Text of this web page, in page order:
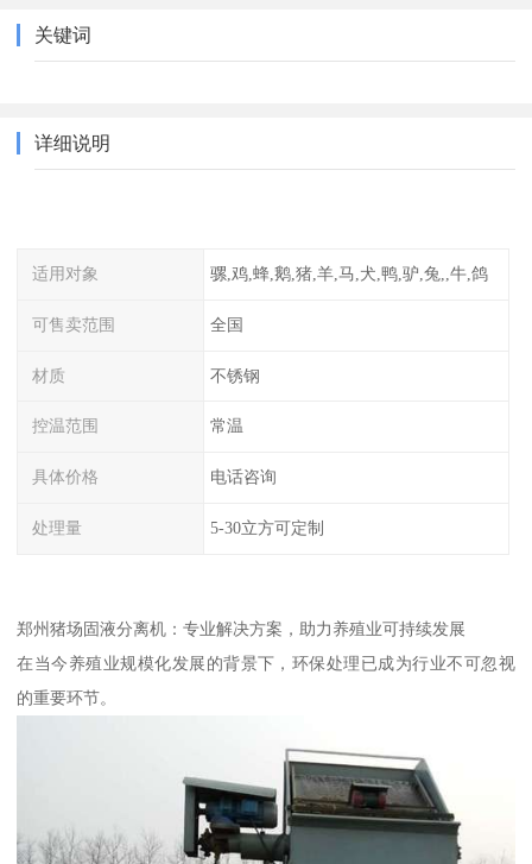
关键词
详细说明
适用对象 骡,鸡,蜂,鹅,猪,羊,马,犬,鸭,驴,兔,,牛,鸽
可售卖范围 全国
材质 不锈钢
控温范围 常温
具体价格 电话咨询
处理量 5-30立方可定制
郑州猪场固液分离机：专业解决方案，助力养殖业可持续发展
在当今养殖业规模化发展的背景下，环保处理已成为行业不可忽视
的重要环节。